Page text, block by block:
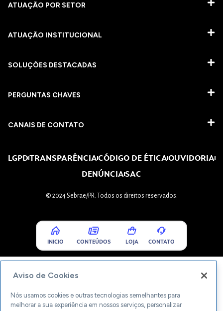
ATUAÇÃO POR SETOR
ATUAÇÃO INSTITUCIONAL
SOLUÇÕES DESTACADAS
PERGUNTAS CHAVES​
CANAIS DE CONTATO
LGPDTRANSPARÊNCIACÓDIGO DE ÉTICAOUVIDORIA
DENÚNCIASAC
© 2024 Sebrae/PR. Todos os direitos reservados.
INICIO CONTEÚDOS LOJA CONTATO
Aviso de Cookies
Nós usamos cookies e outras tecnologias semelhantes para
melhorar a sua experiência em nossos serviços, personalizar